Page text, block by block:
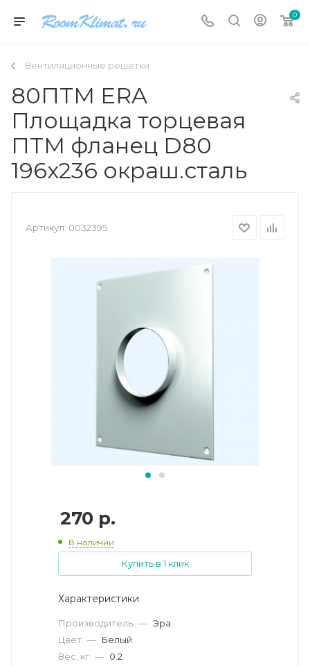
0
Вентиляционные решетки
80ПТМ ERA
Площадка торцевая
ПТМ фланец D80
196х236 окраш.сталь
Артикул: 0032395
270 р.
В наличии
Купить в 1 клик
Характеристики
Производитель — Эра
Цвет — Белый
Вес, кг — 0.2